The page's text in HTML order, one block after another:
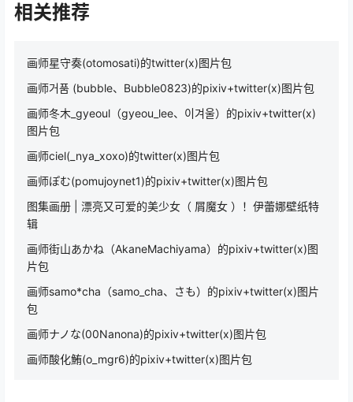
相关推荐
画师星守奏(otomosati)的twitter(x)图片包
画师거품 (bubble、Bubble0823)的pixiv+twitter(x)图片包
画师冬木_gyeoul（gyeou_lee、이겨울）的pixiv+twitter(x)
图片包
画师ciel(_nya_xoxo)的twitter(x)图片包
画师ぽむ(pomujoynet1)的pixiv+twitter(x)图片包
图集画册 | 漂亮又可爱的美少女（ 屑魔女 ）！伊蕾娜壁纸特
辑
画师街山あかね（AkaneMachiyama）的pixiv+twitter(x)图
片包
画师samo*cha（samo_cha、さも）的pixiv+twitter(x)图片
包
画师ナノな(00Nanona)的pixiv+twitter(x)图片包
画师酸化鮪(o_mgr6)的pixiv+twitter(x)图片包